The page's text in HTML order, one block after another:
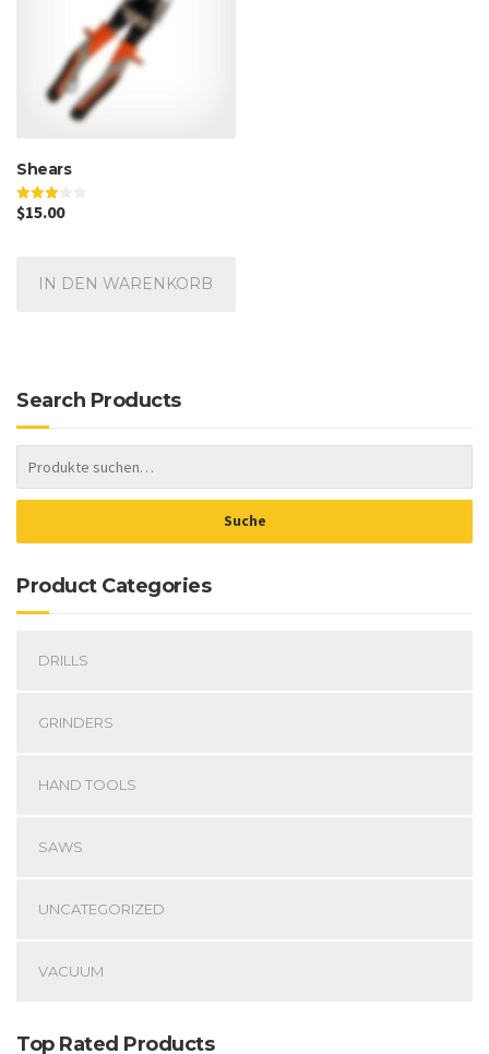
Shears
Bewertet
mit
$15.00
IN DEN WARENKORB
Search Products
Suche
Product Categories
DRILLS
GRINDERS
HAND TOOLS
SAWS
UNCATEGORIZED
VACUUM
Top Rated Products